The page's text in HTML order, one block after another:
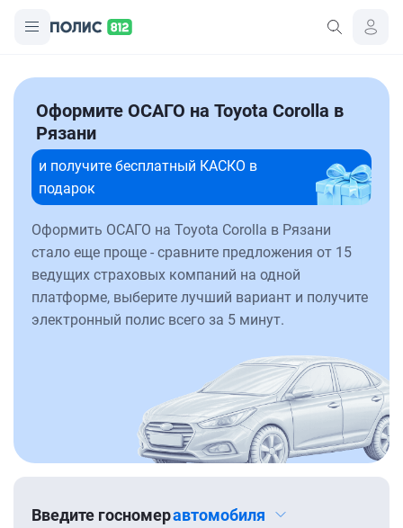
Оформите ОСАГО на Toyota Corolla в
Рязани
и получите бесплатный КАСКО в
подарок
Оформить ОСАГО на Toyota Corolla в Рязани
стало еще проще - сравните предложения от 15
ведущих страховых компаний на одной
платформе, выберите лучший вариант и получите
электронный полис всего за 5 минут.
Введите госномеравтомобиля